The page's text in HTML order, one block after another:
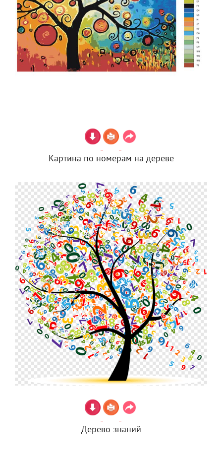
Картина по номерам на дереве
Дерево знаний